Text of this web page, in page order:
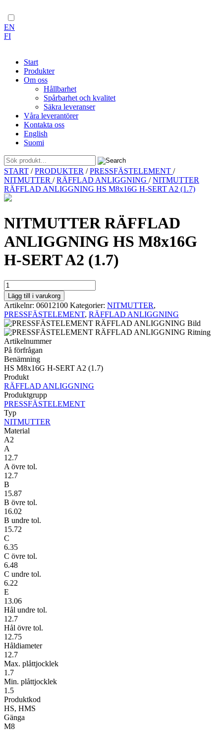
EN
FI
Start
Produkter
Om oss
Hållbarhet
Spårbarhet och kvalitet
Säkra leveranser
Våra leverantörer
Kontakta oss
English
Suomi
Skip
to
content
START /PRODUKTER /PRESSFÄSTELEMENT /
NITMUTTER /RÄFFLAD ANLIGGNING /NITMUTTER
RÄFFLAD ANLIGGNING HS M8x16G H-SERT A2 (1.7)
NITMUTTER RÄFFLAD
ANLIGGNING HS M8x16G
H-SERT A2 (1.7)
NITMUTTER
RÄFFLAD
ANLIGGNING
HS
M8x16G
H-
SERT
A2
(1.7)
mängd
Lägg till i varukorg
Artikelnr: 06012100 Kategorier: NITMUTTER,
PRESSFÄSTELEMENT, RÄFFLAD ANLIGGNING
Artikelnummer
På förfrågan
Benämning
HS M8x16G H-SERT A2 (1.7)
Produkt
RÄFFLAD ANLIGGNING
Produktgrupp
PRESSFÄSTELEMENT
Typ
NITMUTTER
Material
A2
A
12.7
A övre tol.
12.7
B
15.87
B övre tol.
16.02
B undre tol.
15.72
C
6.35
C övre tol.
6.48
C undre tol.
6.22
E
13.06
Hål undre tol.
12.7
Hål övre tol.
12.75
Håldiameter
12.7
Max. plåttjocklek
1.7
Min. plåttjocklek
1.5
Produktkod
HS, HMS
Gänga
M8